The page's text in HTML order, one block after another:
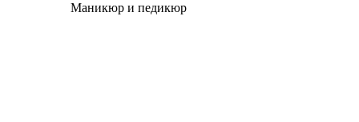
Маникюр и педикюр